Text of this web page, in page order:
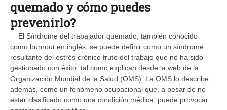
quemado y cómo puedes
prevenirlo?
El Síndrome del trabajador quemado, también conocido
como burnout en inglés, se puede definir como un síndrome
resultante del estrés crónico fruto del trabajo que no ha sido
gestionado con éxito, tal como explican desde la web de la
Organización Mundial de la Salud (OMS). La OMS lo describe,
además, como un fenómeno ocupacional que, a pesar de no
estar clasificado como una condición médica, puede provocar